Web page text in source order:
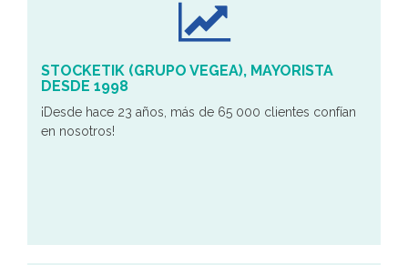
STOCKETIK (GRUPO VEGEA), MAYORISTA
DESDE 1998
¡Desde hace 23 años, más de 65 000 clientes confían
en nosotros!